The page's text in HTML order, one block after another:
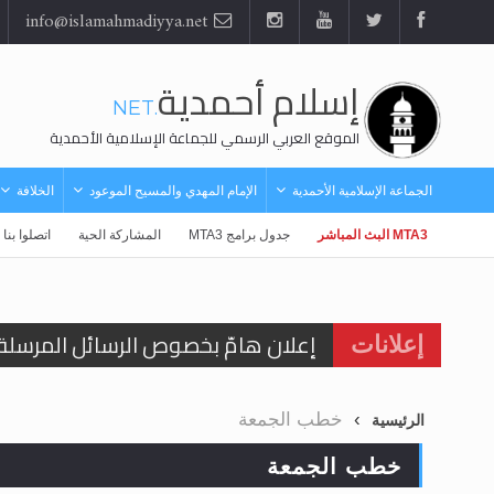
إسلام أحمدية.NET
الموقع العربي الرسمي للجماعة الإسلامية الأحمدية
الجماعة الإسلامية الأحمدية الإمام المهدي والمسيح الموعود الخلافة
MTA3 البث المباشر جدول برامج MTA3 المشاركة الحية اتصلوا بنا
إعلانات
للانتقال إلى كافة الردود على
عرض مصوَّر لأقوال المستشرقين في
الرئيسية خطب الجمعة
خطب الجمعة